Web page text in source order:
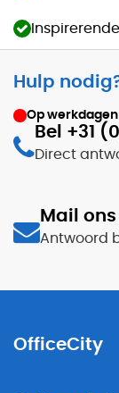
Inspirerende
Hulp
Op
Bel +31
Direct
Mail ons
Antwoord
OfficeCity